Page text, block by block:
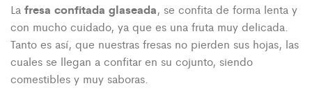
La fresa confitada glaseada, se confita de forma lenta y
con mucho cuidado, ya que es una fruta muy delicada.
Tanto es así, que nuestras fresas no pierden sus hojas, las
cuales se llegan a confitar en su cojunto, siendo
comestibles y muy saboras.